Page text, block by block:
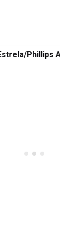
Phillips